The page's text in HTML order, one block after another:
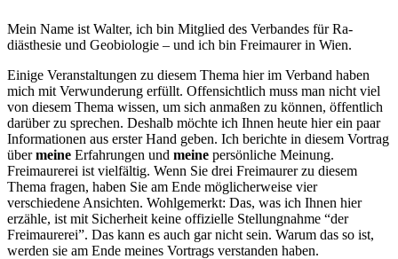
Mein Name ist Walter, ich bin Mitglied des Verbandes für Ra­
diästhesie und Geobiologie – und ich bin Freimaurer in Wien.
Einige Veranstaltungen zu die­sem Thema hier im Verband ha­ben
mich mit Verwunderung er­füllt. Offensichtlich muss man nicht viel
von diesem Thema wissen, um sich anmaßen zu können, öffentlich
darüber zu sprechen. Deshalb möchte ich Ih­nen heute hier ein paar
In­formationen aus erster Hand ge­ben. Ich berichte in diesem Vor­trag
übermeine Erfahrungen und meine persönliche Mei­nung.
Freimaurerei ist vielfältig. Wenn Sie drei Freimaurer zu diesem
Thema fragen, haben Sie am Ende möglicherweise vier
verschiedene Ansichten. Wohlge­merkt: Das, was ich Ihnen hier
erzähle, ist mit Sicherheit keine offizielle Stellungnahme “der
Freimaurerei”. Das kann es auch gar nicht sein. Warum das so ist,
werden sie am Ende meines Vor­trags verstanden haben.